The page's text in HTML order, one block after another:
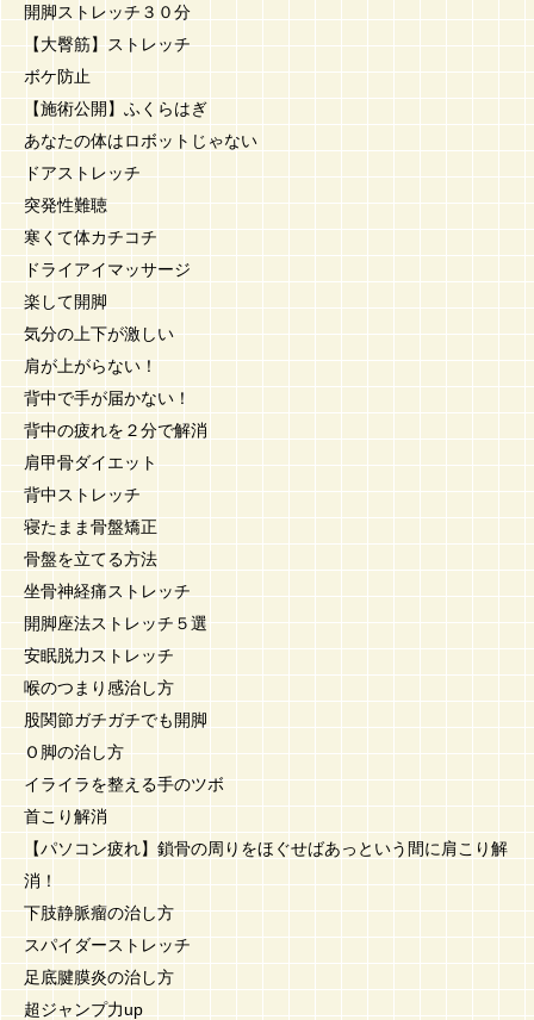
開脚ストレッチ３０分
【大臀筋】ストレッチ
ボケ防止
【施術公開】ふくらはぎ
あなたの体はロボットじゃない
ドアストレッチ
突発性難聴
寒くて体カチコチ
ドライアイマッサージ
楽して開脚
気分の上下が激しい
肩が上がらない！
背中で手が届かない！
背中の疲れを２分で解消
肩甲骨ダイエット
背中ストレッチ
寝たまま骨盤矯正
骨盤を立てる方法
坐骨神経痛ストレッチ
開脚座法ストレッチ５選
安眠脱力ストレッチ
喉のつまり感治し方
股関節ガチガチでも開脚
Ｏ脚の治し方
イライラを整える手のツボ
首こり解消
【パソコン疲れ】鎖骨の周りをほぐせばあっという間に肩こり解
消！
下肢静脈瘤の治し方
スパイダーストレッチ
足底腱膜炎の治し方
超ジャンプ力up